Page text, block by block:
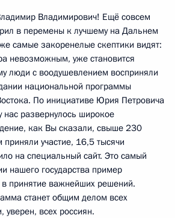
Владимирович! Ещё совсем
в перемены к лучшему на Дальнем
самые закоренелые скептики видят:
невозможным, уже становится
люди с воодушевлением восприняли
национальной программы
По инициативе Юрия Петровича
нас развернулось широкое
как Вы сказали, свыше 230
приняли участие, 16,5 тысячи
на специальный сайт. Это самый
нашего государства пример
принятие важнейших решений.
станет общим делом всех
уверен, всех россиян.